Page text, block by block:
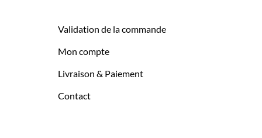
Validation de la commande
Mon compte
Livraison & Paiement
Contact